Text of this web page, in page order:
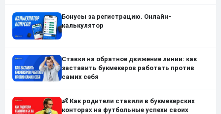
Бонусы за регистрацию. Онлайн-
калькулятор
Ставки на обратное движение линии: как
заставить букмекеров работать против
самих себя
👶 Как родители ставили в букмекерских
конторах на футбольные успехи своих